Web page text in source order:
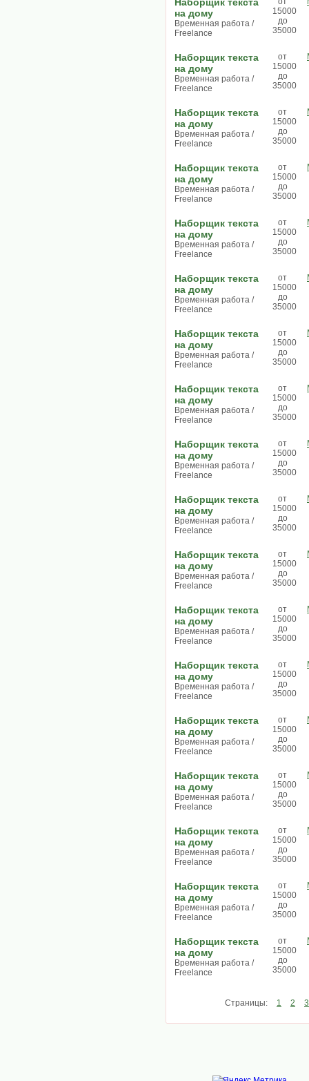
на дому
Временная работа /
Freelance
15000
до
35000
Наборщик текста
на дому
Временная работа /
Freelance
от
15000
до
35000
Наборщик текста
на дому
Временная работа /
Freelance
от
15000
до
35000
Наборщик текста
на дому
Временная работа /
Freelance
от
15000
до
35000
Наборщик текста
на дому
Временная работа /
Freelance
от
15000
до
35000
Наборщик текста
на дому
Временная работа /
Freelance
от
15000
до
35000
Наборщик текста
на дому
Временная работа /
Freelance
от
15000
до
35000
Наборщик текста
на дому
Временная работа /
Freelance
от
15000
до
35000
Наборщик текста
на дому
Временная работа /
Freelance
от
15000
до
35000
Наборщик текста
на дому
Временная работа /
Freelance
от
15000
до
35000
Наборщик текста
на дому
Временная работа /
Freelance
от
15000
до
35000
Наборщик текста
на дому
Временная работа /
Freelance
от
15000
до
35000
Наборщик текста
на дому
Временная работа /
Freelance
от
15000
до
35000
Наборщик текста
на дому
Временная работа /
Freelance
от
15000
до
35000
Наборщик текста
на дому
Временная работа /
Freelance
от
15000
до
35000
Наборщик текста
на дому
Временная работа /
Freelance
от
15000
до
35000
Наборщик текста
на дому
Временная работа /
Freelance
от
15000
до
35000
Наборщик текста
на дому
Временная работа /
Freelance
от
15000
до
35000
Страницы: 1 2 3